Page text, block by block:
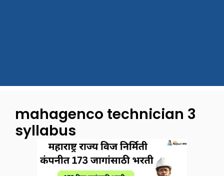
mahagenco technician 3
syllabus